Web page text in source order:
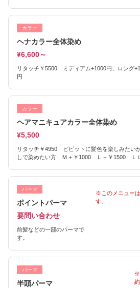
カラー
ヘナカラー全体染め
¥6,600～
リタッチ￥5500 ミディアム+1000円、ロング
円
カラー
ヘアマニキュアカラー全体染め
¥5,500
リタッチ￥4950 ビビットに髪色を楽しみたい
しで染めたい方 Ｍ＋￥1000 Ｌ＋￥1500 Ｌ
パーマ
ポイントパーマ
要問い合わせ
前髪などの一部のパーマで
す。
※このメニュー
す。
パーマ
半頭パーマ
※